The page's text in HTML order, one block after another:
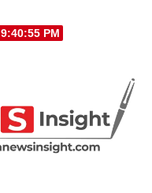
9:40:56 PM